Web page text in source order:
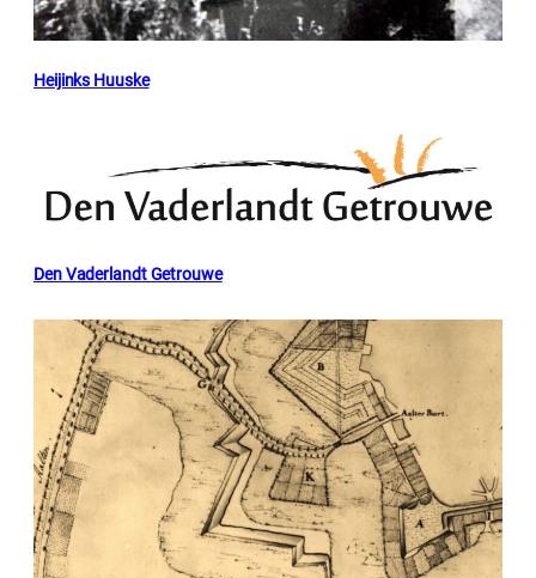
Heijinks Huuske
Den Vaderlandt Getrouwe